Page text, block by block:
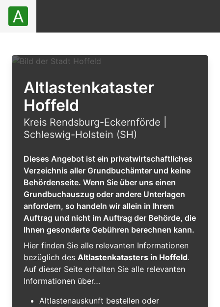
Altlastenkataster
Hoffeld
Kreis Rendsburg-Eckernförde |
Schleswig-Holstein (SH)
Dieses Angebot ist ein privatwirtschaftliches
Verzeichnis aller Grundbuchämter und keine
Behördenseite. Wenn Sie über uns einen
Grundbuchauszug oder andere Unterlagen
anfordern, so handeln wir allein in Ihrem
Auftrag und nicht im Auftrag der Behörde, die
Ihnen gesonderte Gebühren berechnen kann.
Hier finden Sie alle relevanten Informationen
bezüglich des Altlastenkatasters in Hoffeld.
Auf dieser Seite erhalten Sie alle relevanten
Informationen über…
Altlastenauskunft bestellen oder